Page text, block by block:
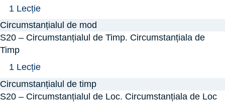
Arată
S20
–
Circumstanțialul
de
Mod.
Circumstanțiala
de
1 Lecție
Circumstanțialul de mod
S20 – Circumstanțialul de Timp. Circumstanțiala de
Timp
Arată
S20
–
Circumstanțialul
1 Lecție
Circumstanțialul de timp
S20 – Circumstanțialul de Loc. Circumstanțiala de Loc